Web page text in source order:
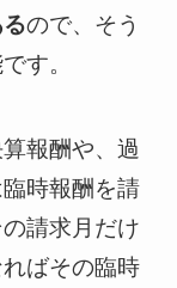
ので、そう
す。
報酬や、過
時報酬を請
請求月だけ
ばその臨時